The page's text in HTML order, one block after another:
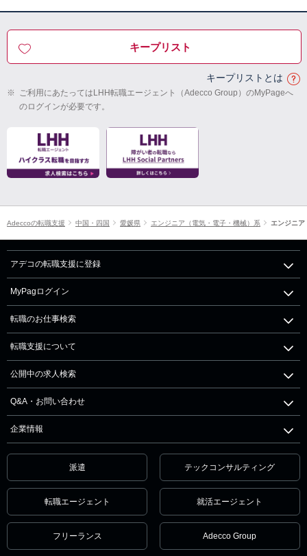
キープリスト
キープリストとは
※ ご利用にあたってはLHH転職エージェント（Adecco Group）のMyPageへ
のログインが必要です。
Adeccoの転職支援 中国・四国 愛媛県 エンジニア（電気・電子・機械）系 エンジニ
アデコの転職支援に登録
MyPagログイン
転職のお仕事検索
転職支援について
公開中の求人検索
Q&A・お問い合わせ
企業情報
派遣 テックコンサルティング
転職エージェント 就活エージェント
フリーランス Adecco Group